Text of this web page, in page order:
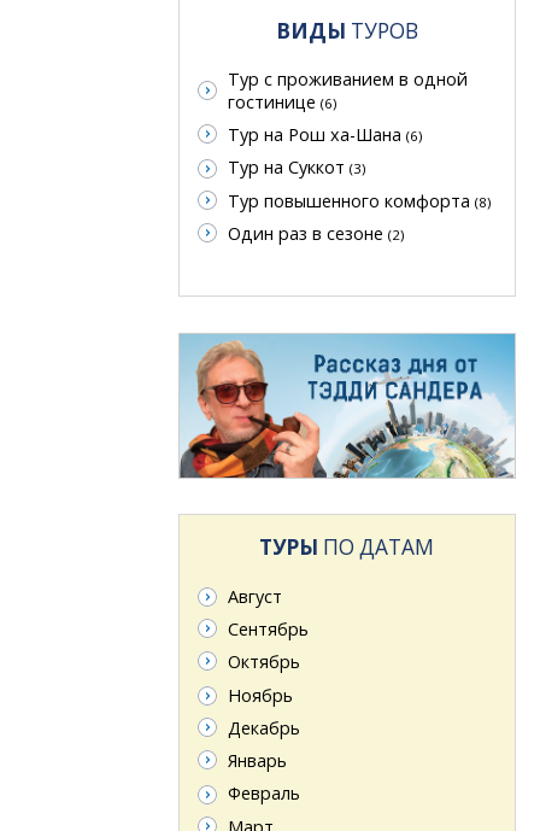
ВИДЫ ТУРОВ
Тур с проживанием в одной
гостинице (6)
Тур на Рош ха-Шана (6)
Тур на Суккот (3)
Тур повышенного комфорта (8)
Один раз в сезоне (2)
ТУРЫ ПО ДАТАМ
Август
Сентябрь
Октябрь
Ноябрь
Декабрь
Январь
Февраль